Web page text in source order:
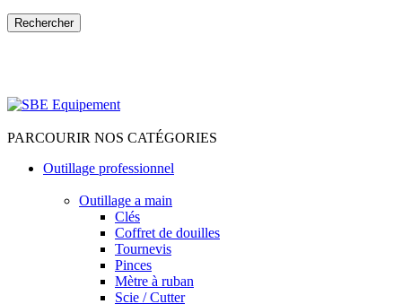
Rechercher
PARCOURIR NOS CATÉGORIES
Outillage professionnel
Outillage a main
Clés
Coffret de douilles
Tournevis
Pinces
Mètre à ruban
Scie / Cutter